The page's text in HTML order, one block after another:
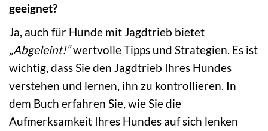
geeignet?
Ja, auch für Hunde mit Jagdtrieb bietet
„Abgeleint!“wertvolle Tipps und Strategien. Es ist
wichtig, dass Sie den Jagdtrieb Ihres Hundes
verstehen und lernen, ihn zu kontrollieren. In
dem Buch erfahren Sie, wie Sie die
Aufmerksamkeit Ihres Hundes auf sich lenken